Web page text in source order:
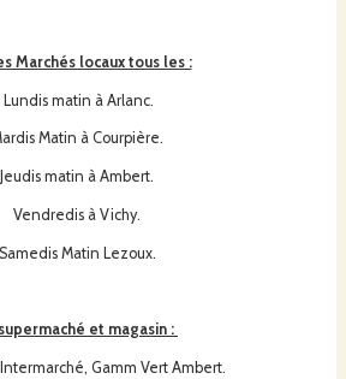
qu’à les déguster et les savourer…
de la gelée royale, du pollen, de la
propolis
produits tranformés et nos produits
production.
Marchés locaux tous les :
Lundis matin à Arlanc.
Matin à Courpière.
Jeudis matin à Ambert.
Vendredis à Vichy.
Samedis Matin Lezoux.
et magasin :
Gamm Vert Ambert.